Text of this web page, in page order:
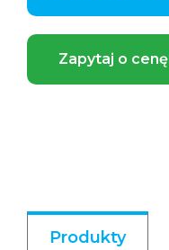
Zapytaj o cenę
Produkty